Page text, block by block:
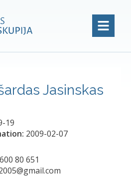
Jasinskas
19
2009-02-07
80 651